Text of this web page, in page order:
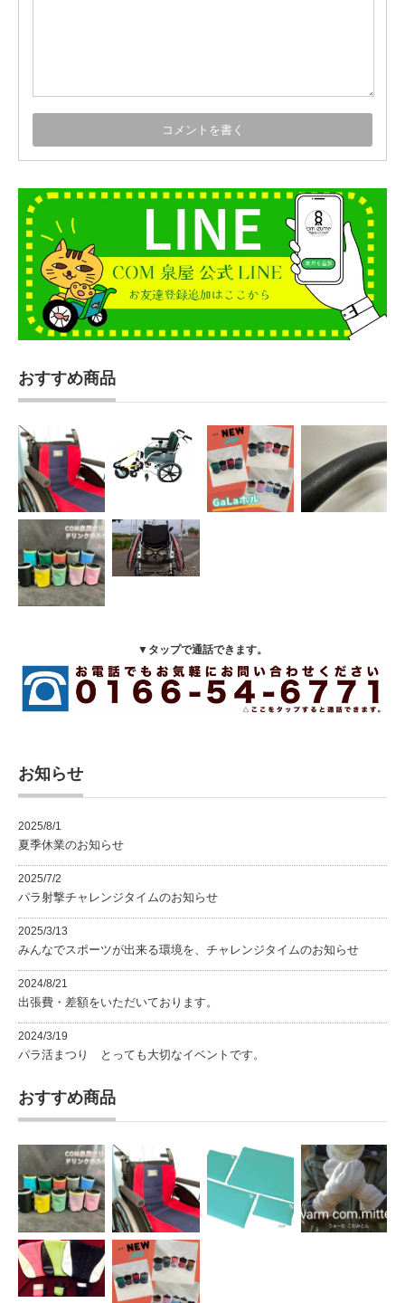
おすすめ商品
▼タップで通話できます。
お知らせ
2025/8/1
夏季休業のお知らせ
2025/7/2
パラ射撃チャレンジタイムのお知らせ
2025/3/13
みんなでスポーツが出来る環境を、チャレンジタイムのお知らせ
2024/8/21
出張費・差額をいただいております。
2024/3/19
パラ活まつり とっても大切なイベントです。
おすすめ商品